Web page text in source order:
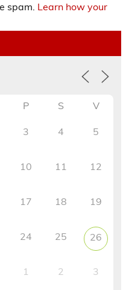
spam. Learn how your
P S V
3 4 5
10 11 12
17 18 19
24 25 26
1 2 3